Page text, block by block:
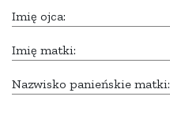
Imię ojca:
Imię matki:
Nazwisko panieńskie matki: